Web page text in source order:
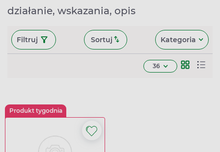
działanie, wskazania, opis
Filtruj Sortuj Kategoria
36
Produkt tygodnia